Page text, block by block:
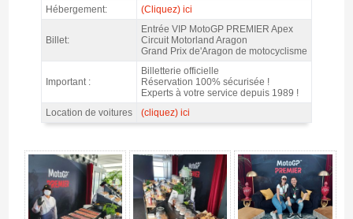
MotoGP VIP VILLAGE™ Sam+Dim @ Premier APEX, GP Aragon 2026 -
Caractéristiques
Hébergement:
(Cliquez) ici
Billet:
Entrée VIP MotoGP PREMIER Apex
Circuit Motorland Aragon
Grand Prix de'Aragon de motocyclisme
Important :
Billetterie officielle
Réservation 100% sécurisée !
Experts à votre service depuis 1989 !
Location de voitures
(cliquez) ici
Gallerie 4